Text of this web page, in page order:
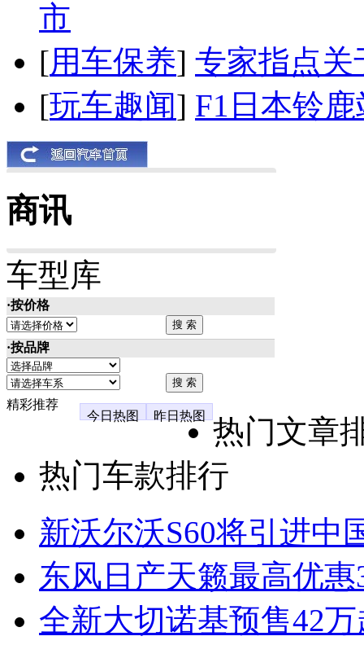
市
[用车保养] 专家指点关
[玩车趣闻] F1日本铃
商讯
车型库
·按价格
·按品牌
精彩推荐
今日热图
昨日热图
热门文章
热门车款排行
新沃尔沃S60将引进中
东风日产天籁最高优
全新大切诺基预售42